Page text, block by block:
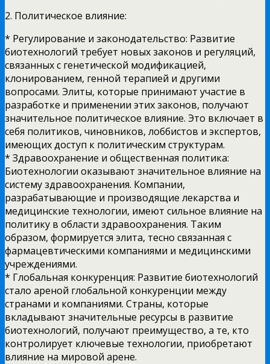
2. Политическое влияние:
* Регулирование и законодательство: Развитие
биотехнологий требует новых законов и регуляций,
связанных с генетической модификацией,
клонированием, генной терапией и другими
вопросами. Элиты, которые принимают участие в
разработке и применении этих законов, получают
значительное политическое влияние. Это включает в
себя политиков, чиновников, лоббистов и экспертов,
имеющих доступ к политическим структурам.
* Здравоохранение и общественная политика:
Биотехнологии оказывают значительное влияние на
систему здравоохранения. Компании,
разрабатывающие и производящие лекарства и
медицинские технологии, имеют сильное влияние на
политику в области здравоохранения. Таким
образом, формируется элита, тесно связанная с
фармацевтическими компаниями и медицинскими
учреждениями.
* Глобальная конкуренция: Развитие биотехнологий
стало ареной глобальной конкуренции между
странами и компаниями. Страны, которые
вкладывают значительные ресурсы в развитие
биотехнологий, получают преимущество, а те, кто
контролирует ключевые технологии, приобретают
влияние на мировой арене.